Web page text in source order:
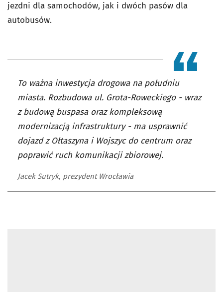
jezdni dla samochodów, jak i dwóch pasów dla
autobusów.
To ważna inwestycja drogowa na południu
miasta. Rozbudowa ul. Grota-Roweckiego - wraz
z budową buspasa oraz kompleksową
modernizacją infrastruktury - ma usprawnić
dojazd z Ołtaszyna i Wojszyc do centrum oraz
poprawić ruch komunikacji zbiorowej.
Jacek Sutryk, prezydent Wrocławia